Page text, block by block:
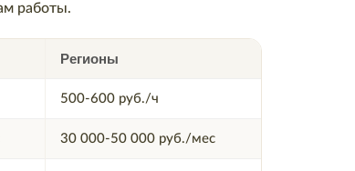
работы.
Регионы
500-600 руб./ч
30 000-50 000 руб./мес